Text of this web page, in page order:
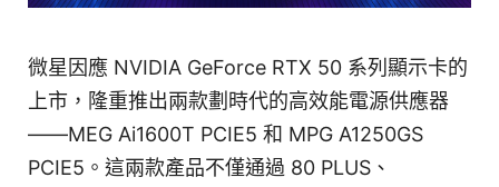
微星因應 NVIDIA GeForce RTX 50 系列顯示卡的
上市，隆重推出兩款劃時代的高效能電源供應器
——MEG Ai1600T PCIE5 和 MPG A1250GS
PCIE5。這兩款產品不僅通過 80 PLUS、